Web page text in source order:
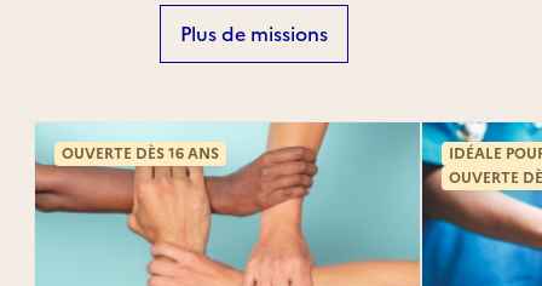
Plus de missions
OUVERTE DÈS 16 ANS
IDÉALE
OUVERTE